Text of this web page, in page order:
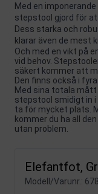
Med en
stepstool gjord för
Dess starka och
klarar även de mest
Och med en vikt på
vid behov.
säkert kommer att
Den finns också i
Med sina totala mått
stepstool smidigt in
ta för mycket plats.
kommer du ha all
utan problem.
Elefantfot,
Modell/Varunr.: